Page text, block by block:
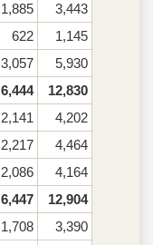
1,885
3,443
622
1,145
3,057
5,930
6,444
12,830
2,141
4,202
2,217
4,464
2,086
4,164
6,447
12,904
1,708
3,390